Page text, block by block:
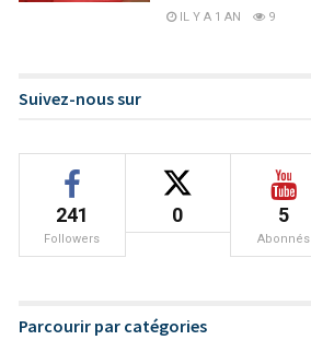
IL Y A 1 AN 9
Suivez-nous sur
241
Followers
0 5
Abonnés
Parcourir par catégories